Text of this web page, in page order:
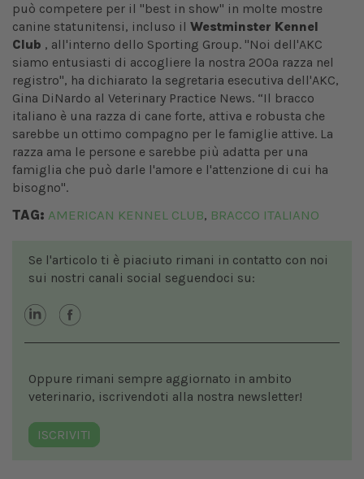
può competere per il "best in show" in molte mostre
canine statunitensi, incluso il Westminster Kennel
Club , all'interno dello Sporting Group. "Noi dell'AKC
siamo entusiasti di accogliere la nostra 200a razza nel
registro", ha dichiarato la segretaria esecutiva dell'AKC,
Gina DiNardo al Veterinary Practice News. “Il bracco
italiano è una razza di cane forte, attiva e robusta che
sarebbe un ottimo compagno per le famiglie attive. La
razza ama le persone e sarebbe più adatta per una
famiglia che può darle l'amore e l'attenzione di cui ha
bisogno".
TAG: AMERICAN KENNEL CLUB, BRACCO ITALIANO
Se l'articolo ti è piaciuto rimani in contatto con noi
sui nostri canali social seguendoci su:
Oppure rimani sempre aggiornato in ambito
veterinario, iscrivendoti alla nostra newsletter!
ISCRIVITI